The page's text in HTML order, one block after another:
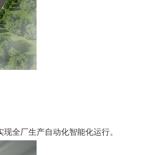
全厂生产自动化智能化运行。